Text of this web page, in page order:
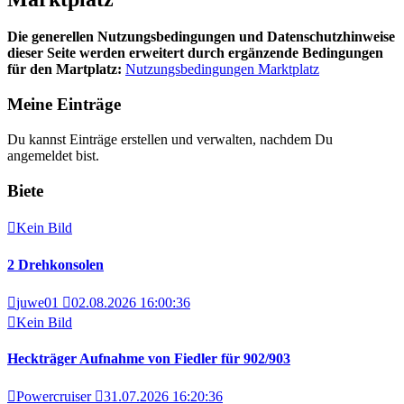
Die generellen Nutzungsbedingungen und Datenschutzhinweise
dieser Seite werden erweitert durch ergänzende Bedingungen
für den Martplatz: Nutzungsbedingungen Marktplatz
Meine Einträge
Du kannst Einträge erstellen und verwalten, nachdem Du
angemeldet bist.
Biete
Kein Bild
2 Drehkonsolen
juwe01
02.08.2026 16:00:36
Kein Bild
Heckträger Aufnahme von Fiedler für 902/903
Powercruiser 31.07.2026 16:20:36